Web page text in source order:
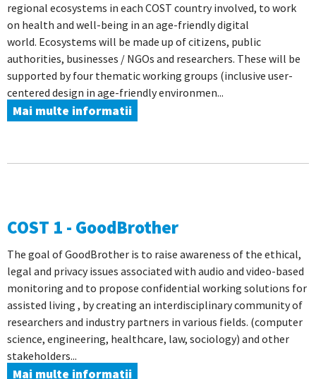
regional ecosystems in each COST country involved, to work
on health and well-being in an age-friendly digital
world. Ecosystems will be made up of citizens, public
authorities, businesses / NGOs and researchers. These will be
supported by four thematic working groups (inclusive user-
centered design in age-friendly environmen...
Mai multe informatii
COST 1 - GoodBrother
The goal of GoodBrother is to raise awareness of the ethical,
legal and privacy issues associated with audio and video-based
monitoring and to propose confidential working solutions for
assisted living , by creating an interdisciplinary community of
researchers and industry partners in various fields. (computer
science, engineering, healthcare, law, sociology) and other
stakeholders...
Mai multe informatii